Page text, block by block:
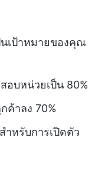
เป้าหมายของคุณ
อบหน่วยเป็น 80%
ค้าลง 70%
ำหรับการเปิดตัว